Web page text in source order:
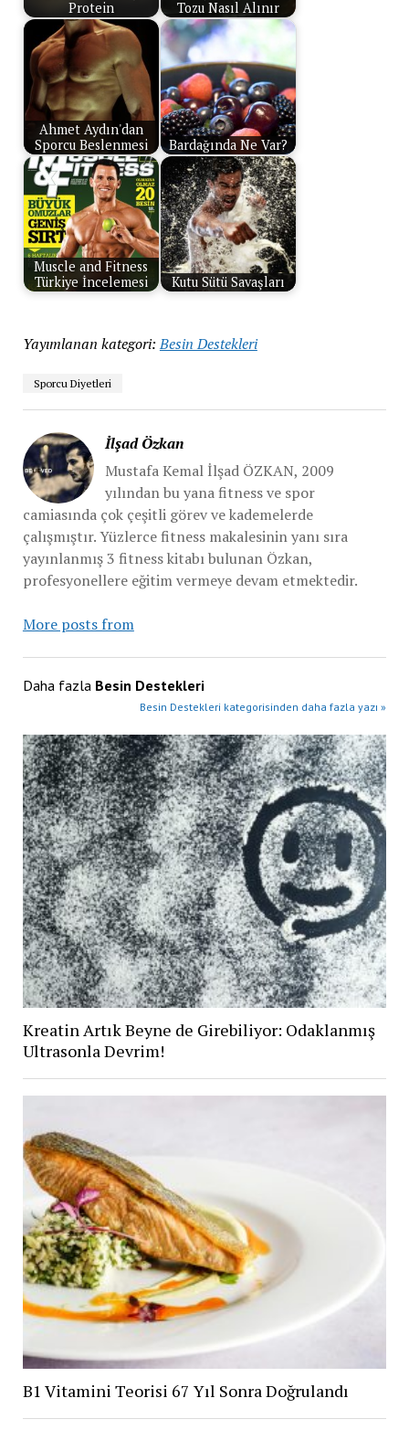
Protein
Tozu Nasıl Alınır
Ahmet Aydın'dan
Sporcu Beslenmesi
Bardağında Ne Var?
Muscle and Fitness
Türkiye İncelemesi
Kutu Sütü Savaşları
Yayımlanan kategori: Besin Destekleri
Sporcu Diyetleri
İlşad Özkan
Mustafa Kemal İlşad ÖZKAN, 2009
yılından bu yana fitness ve spor
camiasında çok çeşitli görev ve kademelerde
çalışmıştır. Yüzlerce fitness makalesinin yanı sıra
yayınlanmış 3 fitness kitabı bulunan Özkan,
profesyonellere eğitim vermeye devam etmektedir.
More posts from
Daha fazla Besin Destekleri
Besin Destekleri kategorisinden daha fazla yazı »
Kreatin Artık Beyne de Girebiliyor: Odaklanmış
Ultrasonla Devrim!
B1 Vitamini Teorisi 67 Yıl Sonra Doğrulandı